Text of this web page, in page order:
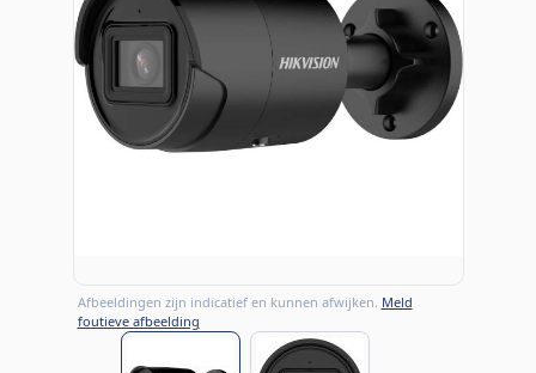
Afbeeldingen zijn indicatief en kunnen afwijken. Meld
foutieve afbeelding
View larger imageView larger image